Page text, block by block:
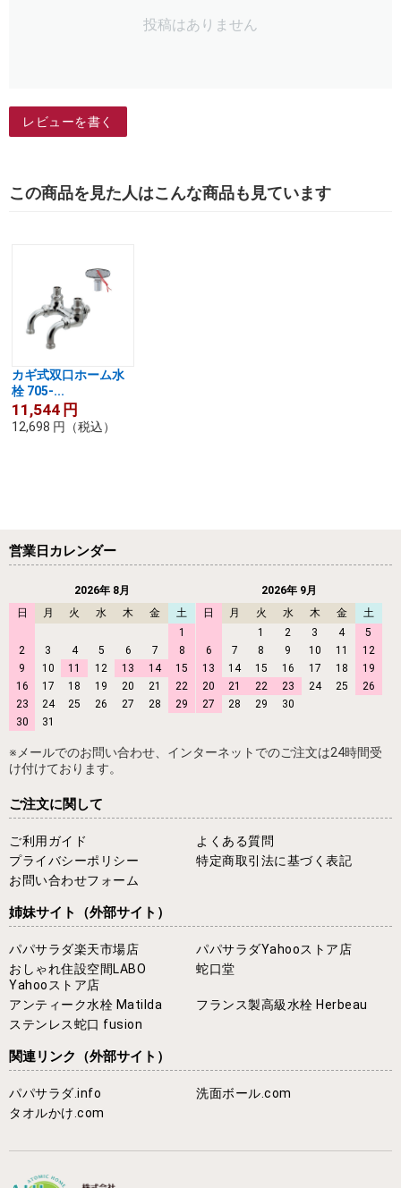
投稿はありません
レビューを書く
この商品を見た人はこんな商品も見ています
カギ式双口ホーム水
栓 705-...
11,544 円
12,698 円 （税込）
営業日カレンダー
2026年 8月
日
月 火 水 木 金
土
1
2
3 4 5 6 7
8
9
10 11 12 13 14
15
16
17 18 19 20 21
22
23
24 25 26 27 28
29
30
31
2026年 9月
日
月 火 水 木 金
土
1
2 3 4
5
6
7 8 9 10 11
12
13
14 15 16 17 18
19
20
21 22 23 24 25
26
27
28 29 30
※メールでのお問い合わせ、インターネットでのご注文は24時間受
け付けております。
ご注文に関して
ご利用ガイド
よくある質問
プライバシーポリシー
特定商取引法に基づく表記
お問い合わせフォーム
姉妹サイト （外部サイト）
パパサラダ楽天市場店
パパサラダYahooストア店
おしゃれ住設空間LABO
Yahooストア店
蛇口堂
アンティーク水栓 Matilda
フランス製高級水栓 Herbeau
ステンレス蛇口 fusion
関連リンク （外部サイト）
パパサラダ.info
洗面ボール.com
タオルかけ.com